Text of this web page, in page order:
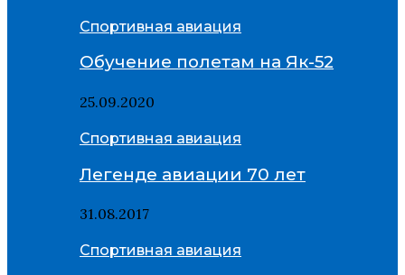
Спортивная авиация
Обучение полетам на Як-52
25.09.2020
Спортивная авиация
Легенде авиации 70 лет
31.08.2017
Спортивная авиация